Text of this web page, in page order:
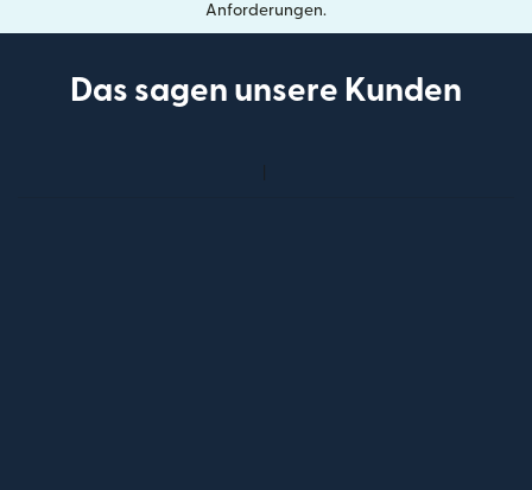
Anforderungen.
Das sagen unsere Kunden